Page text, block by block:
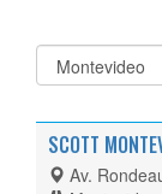
SCOTT
Av.